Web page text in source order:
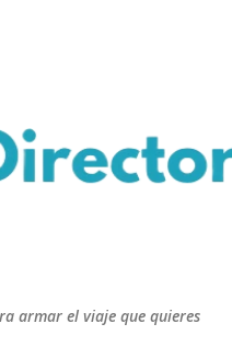
armar el viaje que quieres